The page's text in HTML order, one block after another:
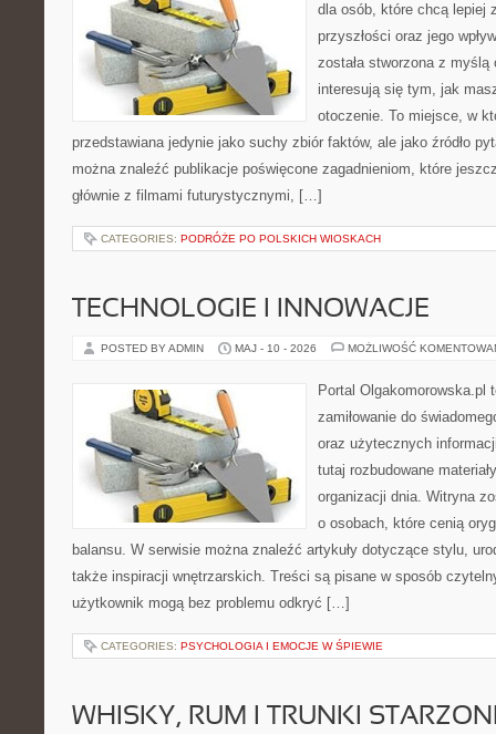
dla osób, które chcą lepiej
przyszłości oraz jego
została stworzona z
interesują się tym, jak
otoczenie. To miejsce, w
przedstawiana jedynie jako suchy zbiór faktów, ale jako źródło
można znaleźć publikacje poświęcone zagadnieniom, które
głównie z filmami futurystycznymi, […]
CATEGORIES: PODRÓŻE PO POLSKICH WIOSKACH
TECHNOLOGIE I INNOWACJE
POSTED BY ADMIN MAJ - 10 - 2026 MOŻLIWOŚĆ
Portal Olgakomorowska.pl
zamiłowanie do
oraz użytecznych
tutaj rozbudowane
organizacji dnia. Witryna
o osobach, które cenią
balansu. W serwisie można znaleźć artykuły dotyczące stylu,
także inspiracji wnętrzarskich. Treści są pisane w sposób
użytkownik mogą bez problemu odkryć […]
CATEGORIES: PSYCHOLOGIA I EMOCJE W ŚPIEWIE
WHISKY, RUM I TRUNKI